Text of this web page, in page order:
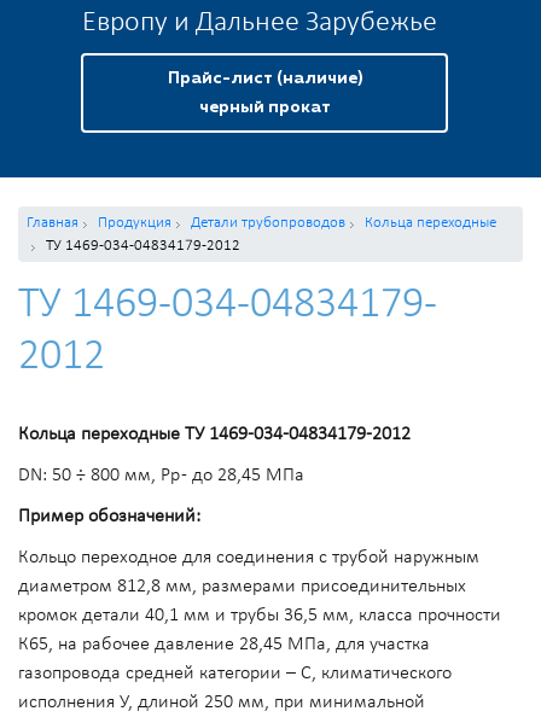
Европу и Дальнее Зарубежье
Прайс-лист (наличие)
черный прокат
Главная Продукция Детали трубопроводов
Кольца переходные
ТУ 1469-034-04834179-2012
ТУ 1469-034-04834179-
2012
Кольца переходные ТУ 1469-034-04834179-2012
DN: 50 ÷ 800 мм, Pp - до 28,45 МПа
Пример обозначений:
Кольцо переходное для соединения с трубой наружным
диаметром 812,8 мм, размерами присоединительных
кромок детали 40,1 мм и трубы 36,5 мм, класса прочности
К65, на рабочее давление 28,45 МПа, для участка
газопровода средней категории – С, климатического
исполнения У, длиной 250 мм, при минимальной